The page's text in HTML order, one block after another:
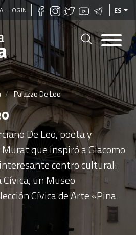
Pasar
al
contenido
principal
LOGIN ES
Palazzo De Leo
De Leo, poeta y
que inspiró a Giacomo
centro cultural:
un Museo
Cívica de Arte «Pina